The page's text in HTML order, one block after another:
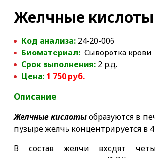
Желчные кислоты
Код анализа: 24-20-006
Биоматериал: Сыворотка крови
Срок выполнения: 2 р.д.
Цена: 1 750 руб.
Описание
Желчные кислоты образуются в
пузыре желчь концентрируется в
В состав желчи входят